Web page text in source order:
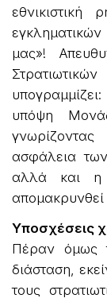
μας»!
υπόψη
ασφάλεια των
αλλά και η
Υποσχέσεις
Πέραν όμως
διάσταση,
τους